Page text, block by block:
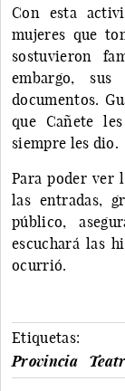
Con esta
mujeres que
sostuvieron
embargo,
documentos.
que Cañete
siempre les dio.
Para poder ver
las entradas,
público,
escuchará las
ocurrió.
Etiquetas:
Provincia